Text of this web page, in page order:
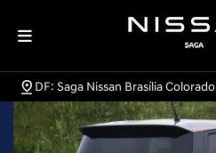
DF: Saga Nissan Brasília Colorado